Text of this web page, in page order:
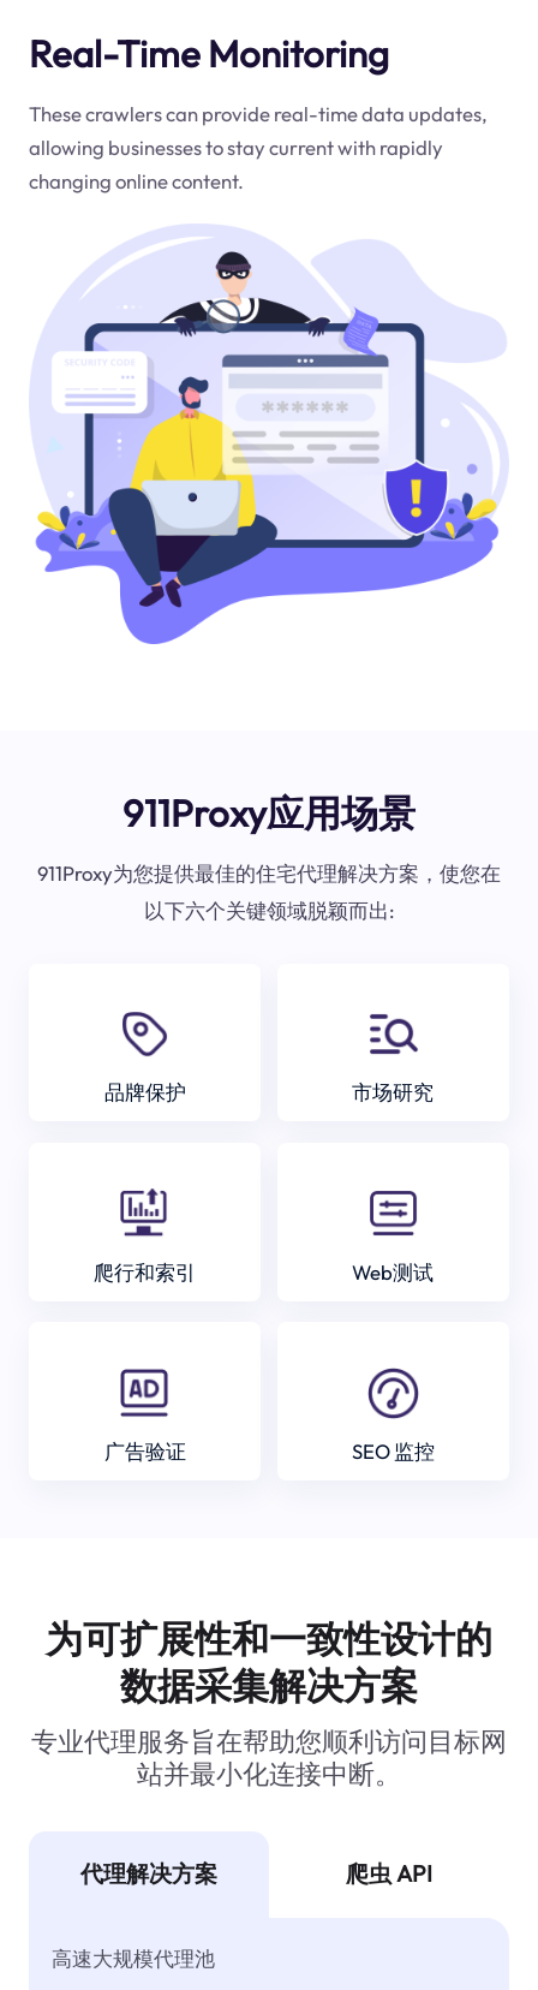
Real-Time Monitoring
These crawlers can provide real-time data updates,
allowing businesses to stay current with rapidly
changing online content.
911Proxy应用场景
911Proxy为您提供最佳的住宅代理解决方案，使您在
以下六个关键领域脱颖而出:
品牌保护 市场研究
爬行和索引 Web测试
广告验证 SEO 监控
为可扩展性和一致性设计的
数据采集解决方案
专业代理服务旨在帮助您顺利访问目标网
站并最小化连接中断。
代理解决方案 爬虫 API
高速大规模代理池